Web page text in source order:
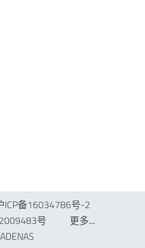
ICP备16034786号-2
号
更多...